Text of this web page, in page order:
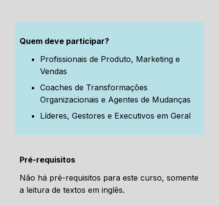
Quem deve participar?
Profissionais de Produto, Marketing e
Vendas
Coaches de Transformações
Organizacionais e Agentes de Mudanças
Líderes, Gestores e Executivos em Geral
Pré-requisitos
Não há pré-requisitos para este curso, somente
a leitura de textos em inglês.